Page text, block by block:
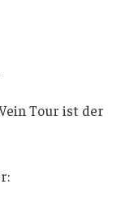
Tour ist der